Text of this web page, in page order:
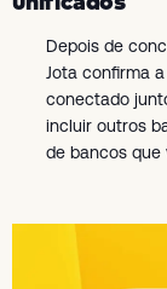
Depois de
Jota confirma
conectado
incluir outros
de bancos que